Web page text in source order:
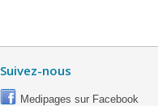
Suivez-nous
Medipages sur Facebook